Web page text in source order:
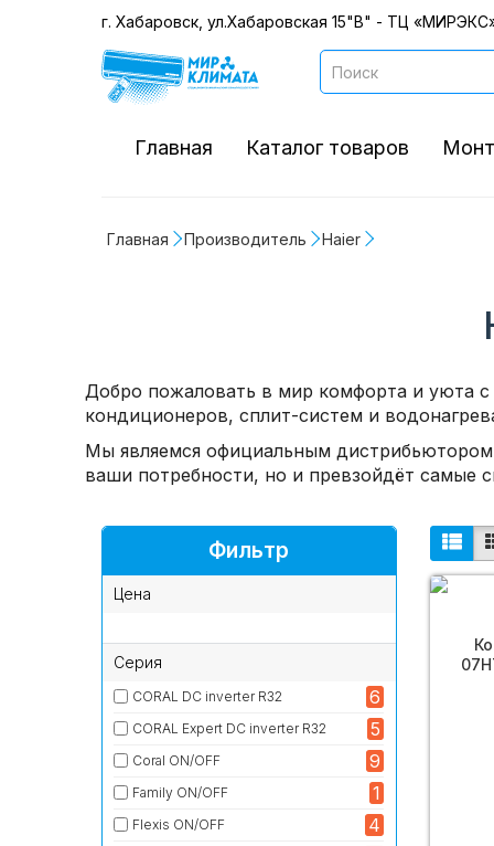
г. Хабаровск, ул.Хабаровская 15"В" - ТЦ
Главная Каталог товаров
Главная Производитель Haier
Добро пожаловать в мир комфорта и уюта
кондиционеров, сплит-систем и
Мы являемся официальным
ваши потребности, но и превзойдёт самые
Фильтр
Цена
Cерия
CORAL DC inverter R32 6
CORAL Expert DC inverter R32 5
Coral ON/OFF 9
Family ON/OFF 1
Flexis ON/OFF 4